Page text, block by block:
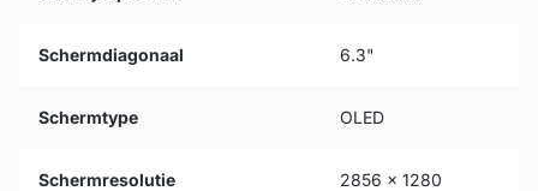
Schermdiagonaal 6.3"
Schermtype OLED
Schermresolutie 2856 x 1280